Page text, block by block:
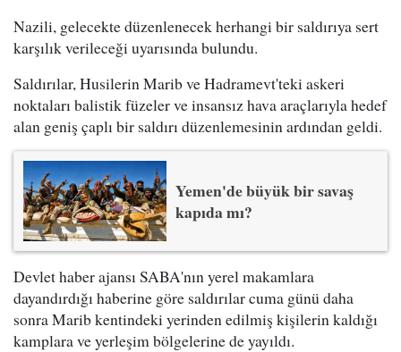
Nazili, gelecekte düzenlenecek herhangi bir saldırıya sert
karşılık verileceği uyarısında bulundu.
Saldırılar, Husilerin Marib ve Hadramevt'teki askeri
noktaları balistik füzeler ve insansız hava araçlarıyla hedef
alan geniş çaplı bir saldırı düzenlemesinin ardından geldi.
Yemen'de büyük bir savaş
kapıda mı?
Devlet haber ajansı SABA'nın yerel makamlara
dayandırdığı haberine göre saldırılar cuma günü daha
sonra Marib kentindeki yerinden edilmiş kişilerin kaldığı
kamplara ve yerleşim bölgelerine de yayıldı.